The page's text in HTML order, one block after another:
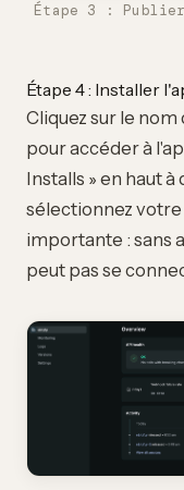
Étape 3 :
Étape 4 : Installer
Cliquez sur le
pour accéder à
Installs » en haut
sélectionnez
importante : sans
peut pas se